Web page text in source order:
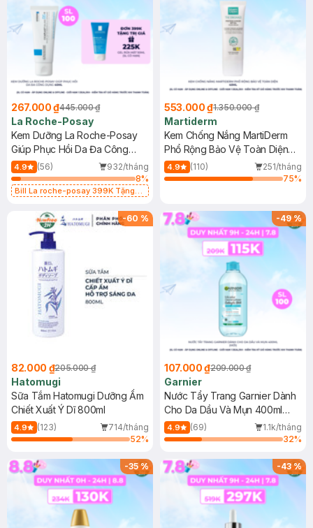
267.000 ₫445.000 ₫
La Roche-Posay
Kem Dưỡng La Roche-Posay
Giúp Phục Hồi Da Đa Công
Dụng 40ml
4.9 (56)
932/tháng
8%
Bill La roche-posay 399K Tặng
(SL có hạn)
553.000 ₫1.350.000 ₫
Martiderm
Kem Chống Nắng MartiDerm
Phổ Rộng Bảo Vệ Toàn Diện
40ml
4.9 (110)
251/tháng
75%
-60 %
82.000 ₫205.000 ₫
Hatomugi
Sữa Tắm Hatomugi Dưỡng Ẩm
Chiết Xuất Ý Dĩ 800ml
4.9 (123)
714/tháng
52%
-49%
107.000 ₫209.000 ₫
Garnier
Nước Tẩy Trang Garnier Dành
Cho Da Dầu Và Mụn 400ml
(Mới)
4.9 (69)
1.1k/tháng
32%
-35% -43%